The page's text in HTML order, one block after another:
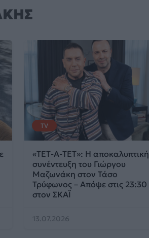
TV
«ΤΕΤ-Α-ΤΕΤ»: Η αποκαλυπτική
συνέντευξη του Γιώργου
Μαζωνάκη στον Τάσο
Τρύφωνος – Απόψε στις 23:30
στον ΣΚΑΪ
13.07.2026